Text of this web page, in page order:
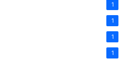
1
1
1
1